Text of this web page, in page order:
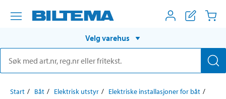
Velg varehus
Start Båt Elektrisk utstyr
Elektriske installasjoner for båt